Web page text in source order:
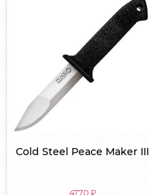
Cold Steel Peace Maker III
4770 ₽